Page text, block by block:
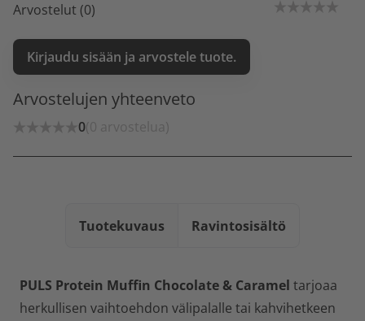
Arvostelut (0)
Kirjaudu sisään ja arvostele tuote.
Arvostelujen yhteenveto
0(0 arvostelua)
Tuotekuvaus Ravintosisältö
PULS Protein Muffin Chocolate & Caramel tarjoaa
herkullisen vaihtoehdon välipalalle tai kahvihetkeen